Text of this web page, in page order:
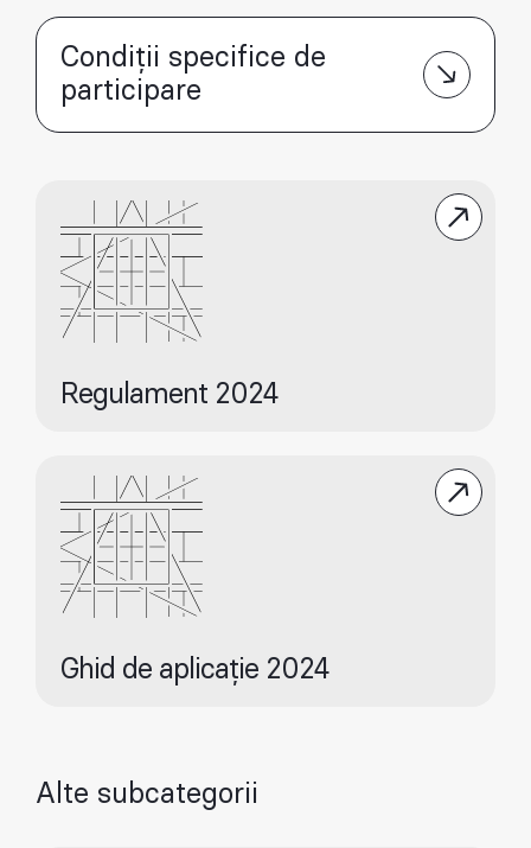
Condiții specifice de
participare
Regulament 2024
Ghid de aplicație 2024
Alte subcategorii